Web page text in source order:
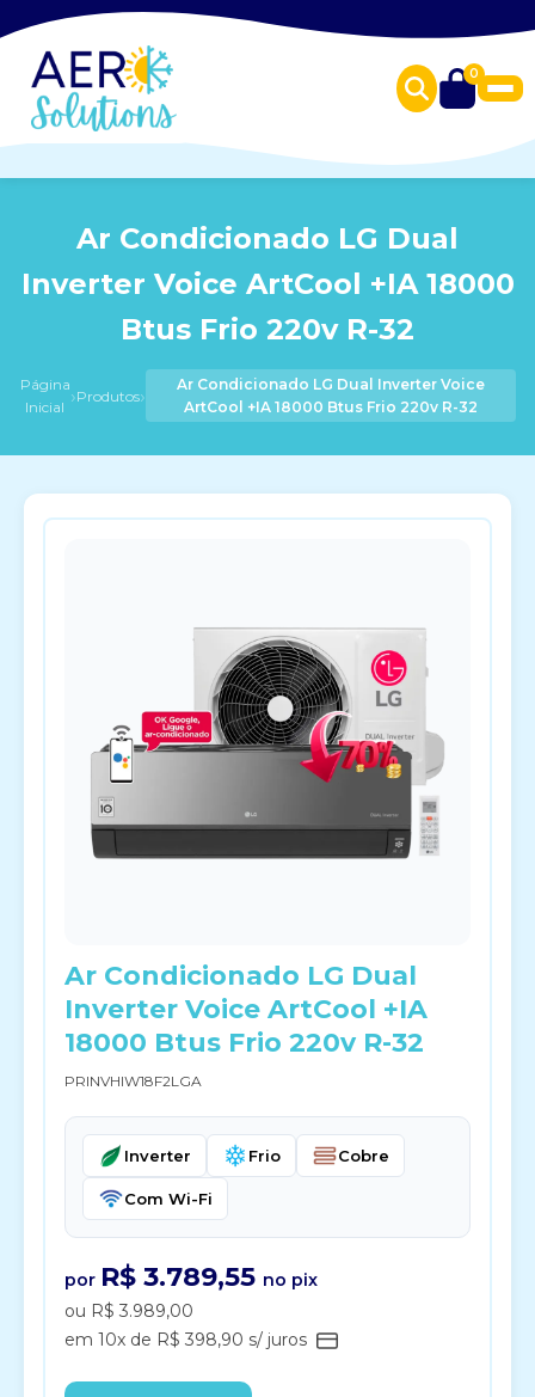
0
Ar Condicionado LG Dual
Inverter Voice ArtCool +IA 18000
Btus Frio 220v R-32
Página
Inicial ›Produtos›
Ar Condicionado LG Dual Inverter Voice
ArtCool +IA 18000 Btus Frio 220v R-32
Ar Condicionado LG Dual
Inverter Voice ArtCool +IA
18000 Btus Frio 220v R-32
PRINVHIW18F2LGA
Inverter Frio Cobre
Com Wi-Fi
por R$ 3.789,55 no pix
ou R$ 3.989,00
em 10x de R$ 398,90 s/ juros